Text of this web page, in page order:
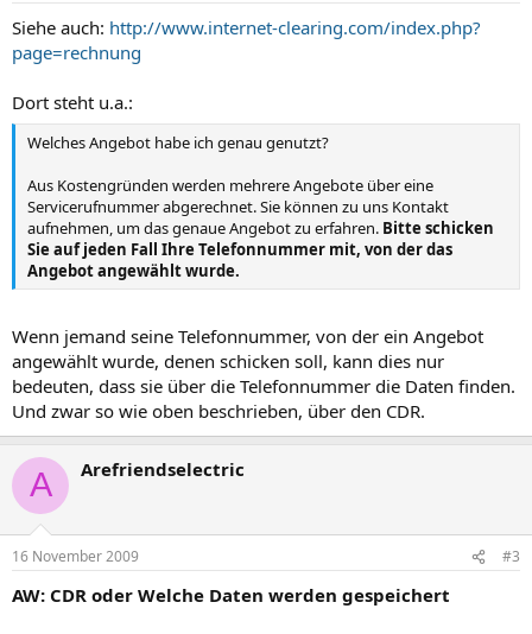
Siehe auch: http://www.internet-clearing.com/index.php?
page=rechnung
Dort steht u.a.:
Welches Angebot habe ich genau genutzt?
Aus Kostengründen werden mehrere Angebote über eine
Servicerufnummer abgerechnet. Sie können zu uns Kontakt
aufnehmen, um das genaue Angebot zu erfahren. Bitte schicken
Sie auf jeden Fall Ihre Telefonnummer mit, von der das
Angebot angewählt wurde.
Wenn jemand seine Telefonnummer, von der ein Angebot
angewählt wurde, denen schicken soll, kann dies nur
bedeuten, dass sie über die Telefonnummer die Daten finden.
Und zwar so wie oben beschrieben, über den CDR.
A Arefriendselectric
16 November 2009 #3
AW: CDR oder Welche Daten werden gespeichert